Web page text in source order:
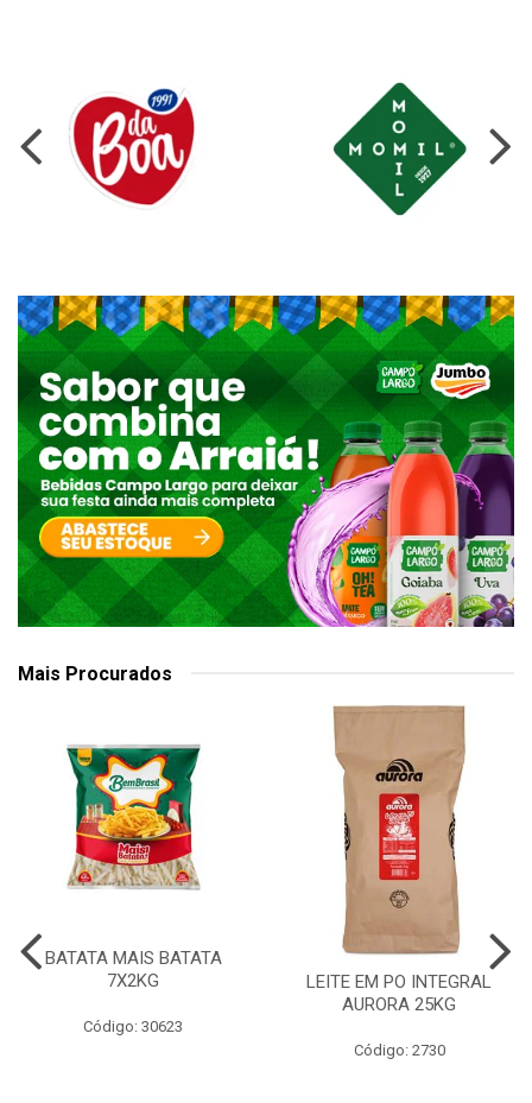
Mais Procurados
BATATA MAIS BATATA
7X2KG
Código: 30623
LEITE EM PO INTEGRAL
AURORA 25KG
Código: 2730